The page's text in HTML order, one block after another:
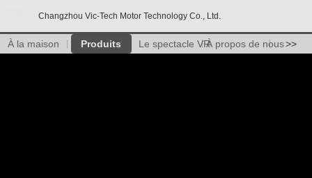
Changzhou Vic-Tech Motor Technology Co., Ltd.
À la maison Produits Le spectacle VRÀ propos de nous>>